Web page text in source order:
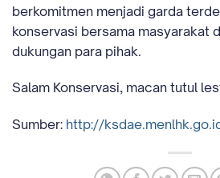
berkomitmen menjadi garda
konservasi bersama masyarakat
dukungan para pihak.
Salam Konservasi, macan tutul
Sumber: http://